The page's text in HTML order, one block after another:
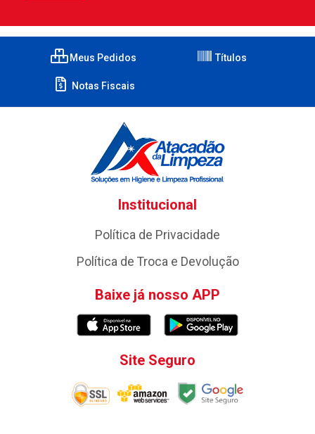
Meus Pedidos Títulos
Notas Fiscais
Institucional
Política de Privacidade
Política de Troca e Devolução
Baixe já nosso APP
Site Seguro